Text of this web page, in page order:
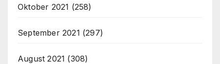
Oktober 2021 (258)
September 2021 (297)
August 2021 (308)